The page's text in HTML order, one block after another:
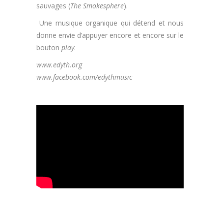
sauvages (The Smokesphere).
Une musique organique qui détend et nous
donne envie d’appuyer encore et encore sur le
bouton play.
www.edyth.org
www.facebook.com/edythmusic